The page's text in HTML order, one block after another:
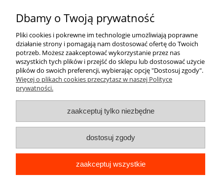
Pomoc
Moje konto
Płatności i dostawa
O nas
Dbamy o Twoją prywatność
Pliki cookies i pokrewne im technologie umożliwiają poprawne
działanie strony i pomagają nam dostosować ofertę do Twoich
potrzeb. Możesz zaakceptować wykorzystanie przez nas
wszystkich tych plików i przejść do sklepu lub dostosować użycie
plików do swoich preferencji, wybierając opcję "Dostosuj zgody".
Więcej o plikach cookies przeczytasz w naszej Polityce
prywatności.
zaakceptuj tylko niezbędne
dostosuj zgody
zaakceptuj wszystkie